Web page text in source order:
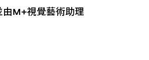
由M+視覺藝術助理